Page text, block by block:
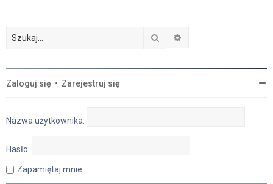
Szukaj
Zaloguj się • Zarejestruj się
Nazwa użytkownika:
Hasło:
Zapamiętaj mnie